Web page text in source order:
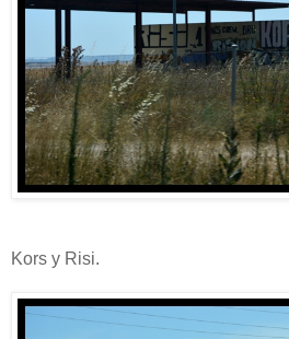
Kors y Risi.